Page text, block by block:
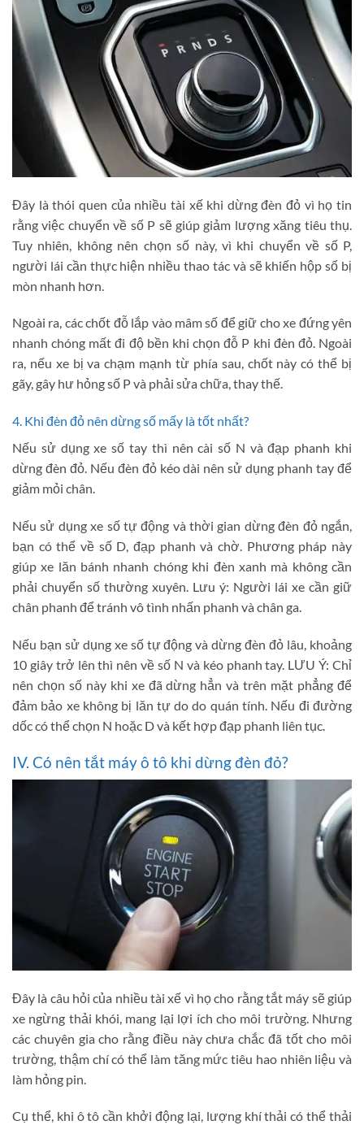
Đây là thói quen của nhiều tài xế khi dừng đèn đỏ vì họ tin
rằng việc chuyển về số P sẽ giúp giảm lượng xăng tiêu thụ.
Tuy nhiên, không nên chọn số này, vì khi chuyển về số P,
người lái cần thực hiện nhiều thao tác và sẽ khiến hộp số bị
mòn nhanh hơn.
Ngoài ra, các chốt đỗ lắp vào mâm số để giữ cho xe đứng yên
nhanh chóng mất đi độ bền khi chọn đỗ P khi đèn đỏ. Ngoài
ra, nếu xe bị va chạm mạnh từ phía sau, chốt này có thể bị
gãy, gây hư hỏng số P và phải sửa chữa, thay thế.
4. Khi đèn đỏ nên dừng số mấy là tốt nhất?
Nếu sử dụng xe số tay thì nên cài số N và đạp phanh khi
dừng đèn đỏ. Nếu đèn đỏ kéo dài nên sử dụng phanh tay để
giảm mỏi chân.
Nếu sử dụng xe số tự động và thời gian dừng đèn đỏ ngắn,
bạn có thể về số D, đạp phanh và chờ. Phương pháp này
giúp xe lăn bánh nhanh chóng khi đèn xanh mà không cần
phải chuyển số thường xuyên. Lưu ý: Người lái xe cần giữ
chân phanh để tránh vô tình nhấn phanh và chân ga.
Nếu bạn sử dụng xe số tự động và dừng đèn đỏ lâu, khoảng
10 giây trở lên thì nên về số N và kéo phanh tay. LƯU Ý: Chỉ
nên chọn số này khi xe đã dừng hẳn và trên mặt phẳng để
đảm bảo xe không bị lăn tự do do quán tính. Nếu đi đường
dốc có thể chọn N hoặc D và kết hợp đạp phanh liên tục.
IV. Có nên tắt máy ô tô khi dừng đèn đỏ?
Đây là câu hỏi của nhiều tài xế vì họ cho rằng tắt máy sẽ giúp
xe ngừng thải khói, mang lại lợi ích cho môi trường. Nhưng
các chuyên gia cho rằng điều này chưa chắc đã tốt cho môi
trường, thậm chí có thể làm tăng mức tiêu hao nhiên liệu và
làm hỏng pin.
Cụ thể, khi ô tô cần khởi động lại, lượng khí thải có thể thải